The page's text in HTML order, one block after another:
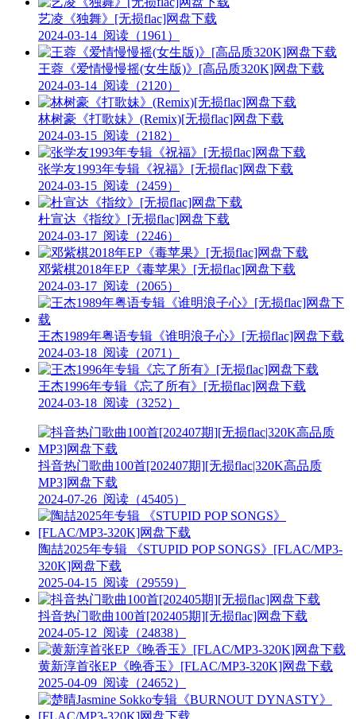
艺凌《独舞》[无损flac]网盘下载
2024-03-14 阅读（1961）
王蓉《爱情慢慢摇(女生版)》[高品质320K]网盘下载
2024-03-14 阅读（2120）
林树豪《打歌妹》(Remix)[无损flac]网盘下载
2024-03-15 阅读（2182）
张学友1993年专辑《祝福》[无损flac]网盘下载
2024-03-15 阅读（2459）
杜宣达《指纹》[无损flac]网盘下载
2024-03-17 阅读（2246）
邓紫棋2018年EP《毒苹果》[无损flac]网盘下载
2024-03-17 阅读（2065）
王杰1989年粤语专辑《谁明浪子心》[无损flac]网盘下载
2024-03-18 阅读（2071）
王杰1996年专辑《忘了所有》[无损flac]网盘下载
2024-03-18 阅读（3252）
抖音热门歌曲100首[202407期][无损flac|320K高品质
MP3]网盘下载
2024-07-26 阅读（45405）
陶喆2025年专辑 《STUPID POP SONGS》[FLAC/MP3-
320K]网盘下载
2025-04-15 阅读（29559）
抖音热门歌曲100首[202405期][无损flac]网盘下载
2024-05-12 阅读（24838）
黄新淳首张EP《晚香玉》[FLAC/MP3-320K]网盘下载
2025-04-09 阅读（24652）